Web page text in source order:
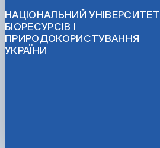
НАЦІОНАЛЬНИЙ УНІВЕРСИТЕТ
БІОРЕСУРСІВ І
ПРИРОДОКОРИСТУВАННЯ
УКРАЇНИ